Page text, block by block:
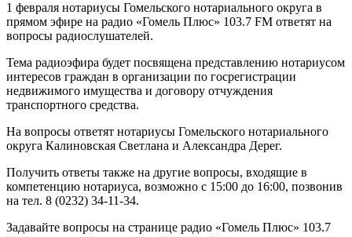
1 февраля нотариусы Гомельского нотариального округа в
прямом эфире на радио «Гомель Плюс» 103.7 FM ответят на
вопросы радиослушателей.
Тема радиоэфира будет посвящена представлению нотариусом
интересов граждан в организации по госрегистрации
недвижимого имущества и договору отчуждения
транспортного средства.
На вопросы ответят нотариусы Гомельского нотариального
округа Калиновская Светлана и Александра Дерег.
Получить ответы также на другие вопросы, входящие в
компетенцию нотариуса, возможно с 15:00 до 16:00, позвонив
на тел. 8 (0232) 34-11-34.
Задавайте вопросы на странице радио «Гомель Плюс» 103.7